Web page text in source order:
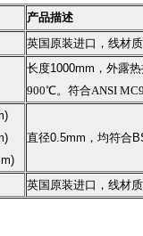
产品描述
英国原装进口，线材
长度1000mm ，外露
900℃。符合ANSI
直径0.5mm ，均符合
英国原装进口，线材质